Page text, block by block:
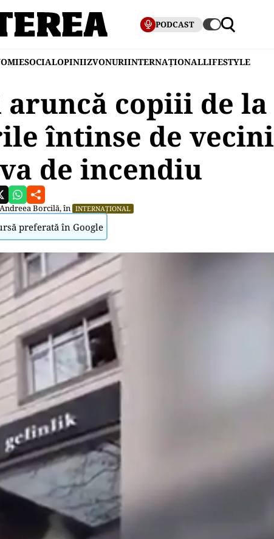
PODCAST
SOCIALOPINIIZVONURIINTERNAȚIONALLIFESTYLE
aruncă copiii de la
întinse de vecini
de incendiu
Andreea Borcilă, în INTERNAȚIONAL
preferată în Google